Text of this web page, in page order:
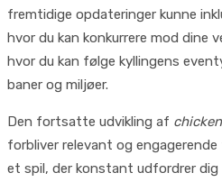
fremtidige opdateringer kunne
hvor du kan konkurrere mod dine
hvor du kan følge kyllingens
baner og miljøer.
Den fortsatte udvikling af
forbliver relevant og engagerende
et spil, der konstant udfordrer